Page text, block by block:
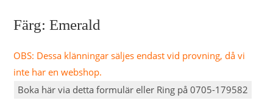
Färg: Emerald
OBS: Dessa klänningar säljes endast vid provning, då vi
inte har en webshop.
Boka här via detta formulär eller Ring på 0705-179582